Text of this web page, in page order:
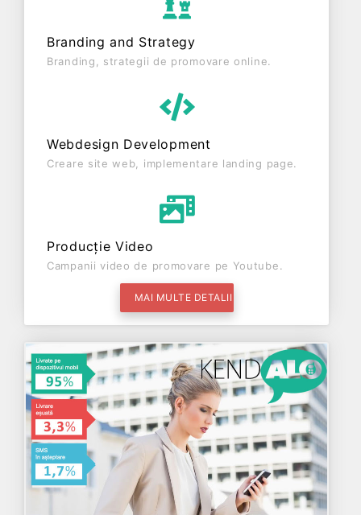
Branding and Strategy
Branding, strategii de promovare online.
Webdesign Development
Creare site web, implementare landing page.
Producție Video
Campanii video de promovare pe Youtube.
MAI MULTE DETALII